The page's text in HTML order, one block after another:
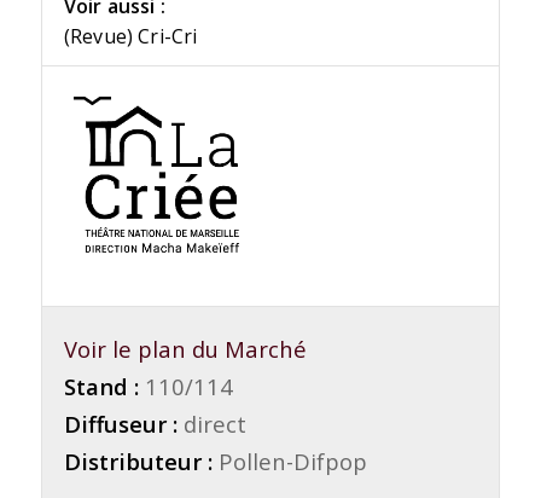
Voir aussi :
(Revue) Cri-Cri
Voir le plan du Marché
Stand : 110/114
Diffuseur : direct
Distributeur : Pollen-Difpop